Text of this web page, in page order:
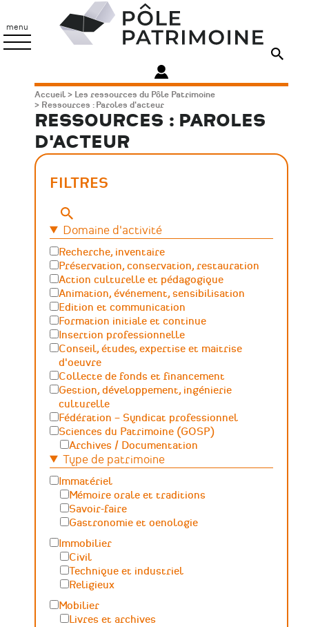
contenu
principal
menu
Patrimoine
Fil
d'Ariane
Accueil
Les ressources du Pôle Patrimoine
Ressources : Paroles d'acteur
RESSOURCES : PAROLES
D'ACTEUR
FILTRES
Mots-
clésDomaine d'activité
Recherche, inventaire
Préservation, conservation, restauration
Action culturelle et pédagogique
Animation, événement, sensibilisation
Edition et communication
Formation initiale et continue
Insertion professionnelle
Conseil, études, expertise et maitrise
d'oeuvre
Collecte de fonds et financement
Gestion, développement, ingénierie
culturelle
Fédération – Syndicat professionnel
Sciences du Patrimoine (GOSP)
Archives / Documentation
Conservation du patrimoine et
Humanités numériques
Relations Publiques (médiation
culturelle et valorisation)
Sciences des matériaux et de l'ingénierie
Type de patrimoine
Immatériel
Mémoire orale et traditions
Savoir-faire
Gastronomie et oenologie
Immobilier
Civil
Technique et industriel
Religieux
Mobilier
Livres et archives